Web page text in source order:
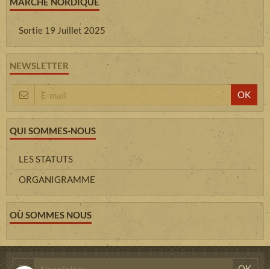
Sortie 19 Juillet 2025
NEWSLETTER
OK
QUI SOMMES-NOUS
LES STATUTS
ORGANIGRAMME
OÙ SOMMES NOUS